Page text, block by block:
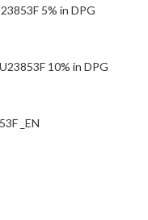
5% in DPG
10% in DPG
_EN